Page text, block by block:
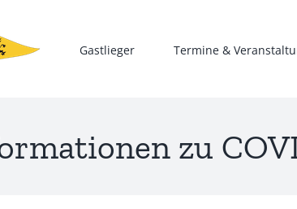
Gastlieger Termine &
zu